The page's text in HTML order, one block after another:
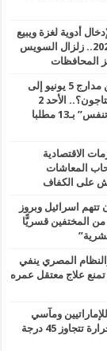
يفرض إتاوة 300 ألف دولار لإدخال أدوية لغزة ويبيع
الوقود بأضعاف سعره في إسرائيل.. الاثنين 3 أغسطس 2026.. زلزال السويس
المسيّرة تعيد فتح ملف الرصد والإنذار والدفاع في مصر من مدارج 5 يونيو إلى
ميناء دمياط ومن المستفيد؟ إسرائيل أم إيران؟ وأين الأوكتاجون؟.. الأحد 2
أغسطس 2026م.. 8 منظمات حقوقية تختتم حملة “عايز أتنفس” بـ13 مطلبا
الاقتصادية
قاسية لأصحاب المعاشات
اسرائيل وبروز
31 يوليو 2026.. نقل عدد من المختفين قسريًّا
المصري ينفي
إدارة سجن بدر تمنع علاج معتقل عمره
ومآسي
للمصريين.. الأربعاء 29 يوليو 2026.. “حملة عايز أتنفس” حرارة تتجاوز 45 درجة